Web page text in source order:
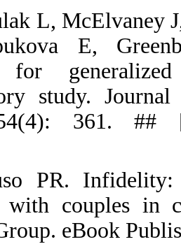
17.
P,
therapy
2017;
18.
working
Francis